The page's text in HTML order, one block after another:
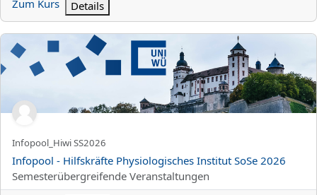
Zum Kurs Details
Infopool - Hilfskräfte Physiologisches Institut SoSe 2026
Kurzer Kursname
Infopool_Hiwi SS2026
Kursname
Infopool - Hilfskräfte Physiologisches Institut SoSe 2026
Kursbereich
Semesterübergreifende Veranstaltungen